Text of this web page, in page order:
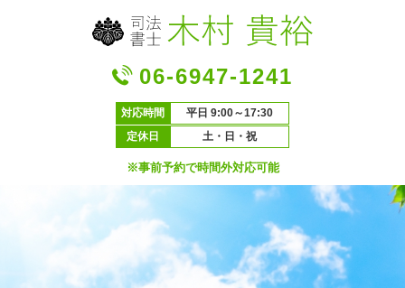
06-6947-1241
対応時間
平日 9:00～17:30
定休日
土・日・祝
※事前予約で時間外対応可能